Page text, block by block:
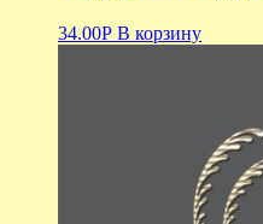
34.00Р В корзину